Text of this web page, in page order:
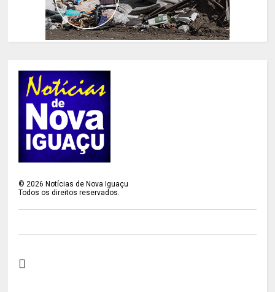
©2026 Notícias de Nova Iguaçu
Todos os direitos reservados.